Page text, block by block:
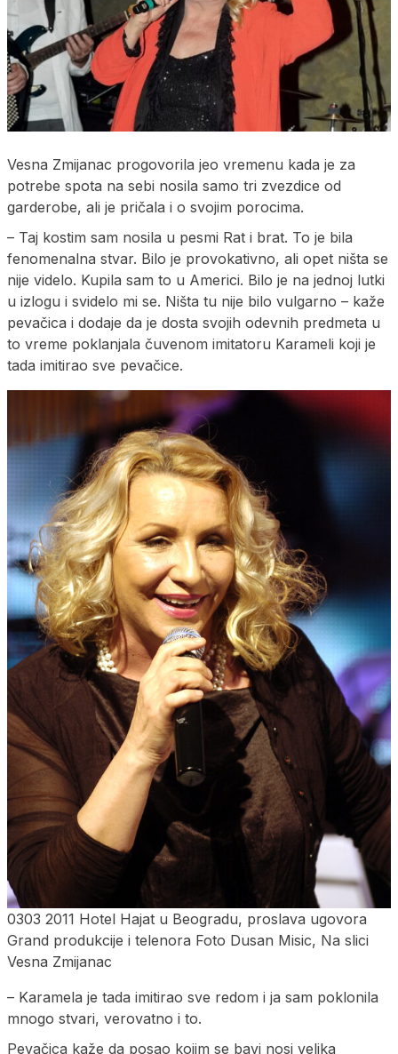
Vesna Zmijanac progovorila jeo vremenu kada je za
potrebe spota na sebi nosila samo tri zvezdice od
garderobe, ali je pričala i o svojim porocima.
– Taj kostim sam nosila u pesmi Rat i brat. To je bila
fenomenalna stvar. Bilo je provokativno, ali opet ništa se
nije videlo. Kupila sam to u Americi. Bilo je na jednoj lutki
u izlogu i svidelo mi se. Ništa tu nije bilo vulgarno – kaže
pevačica i dodaje da je dosta svojih odevnih predmeta u
to vreme poklanjala čuvenom imitatoru Karameli koji je
tada imitirao sve pevačice.
0303 2011 Hotel Hajat u Beogradu, proslava ugovora
Grand produkcije i telenora Foto Dusan Misic, Na slici
Vesna Zmijanac
– Karamela je tada imitirao sve redom i ja sam poklonila
mnogo stvari, verovatno i to.
Pevačica kaže da posao kojim se bavi nosi velika